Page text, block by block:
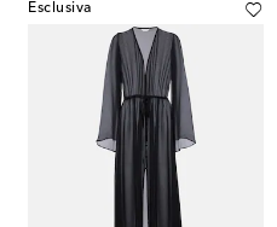
Esclusiva